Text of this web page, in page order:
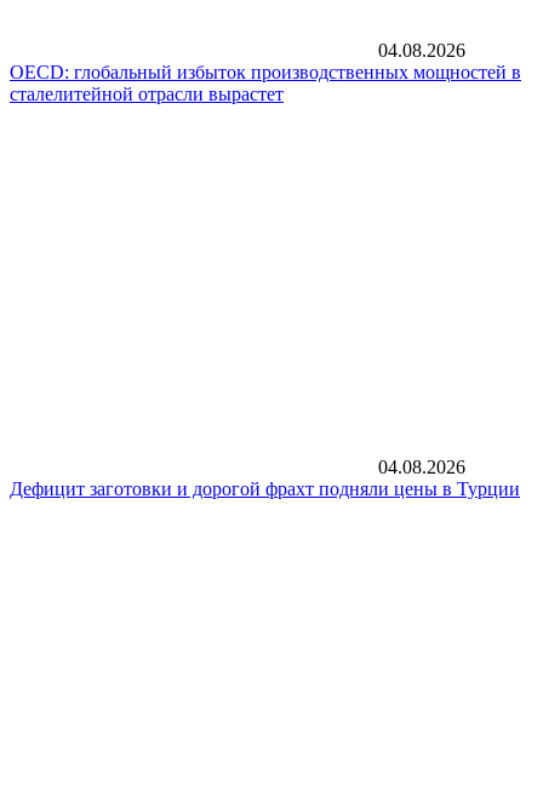
04.08.2026
OECD: глобальный избыток производственных мощностей в
сталелитейной отрасли вырастет
04.08.2026
Дефицит заготовки и дорогой фрахт подняли цены в Турции